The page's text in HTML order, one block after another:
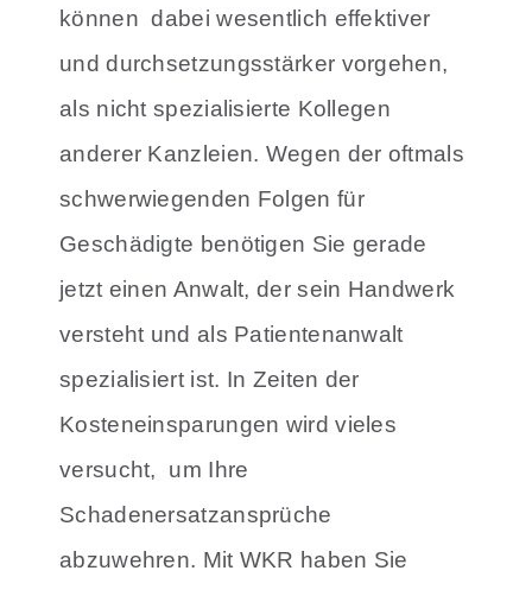
können dabei wesentlich effektiver
und durchsetzungsstärker vorgehen,
als nicht spezialisierte Kollegen
anderer Kanzleien. Wegen der oftmals
schwerwiegenden Folgen für
Geschädigte benötigen Sie gerade
jetzt einen Anwalt, der sein Handwerk
versteht und als Patientenanwalt
spezialisiert ist. In Zeiten der
Kosteneinsparungen wird vieles
versucht, um Ihre
Schadenersatzansprüche
abzuwehren. Mit WKR haben Sie